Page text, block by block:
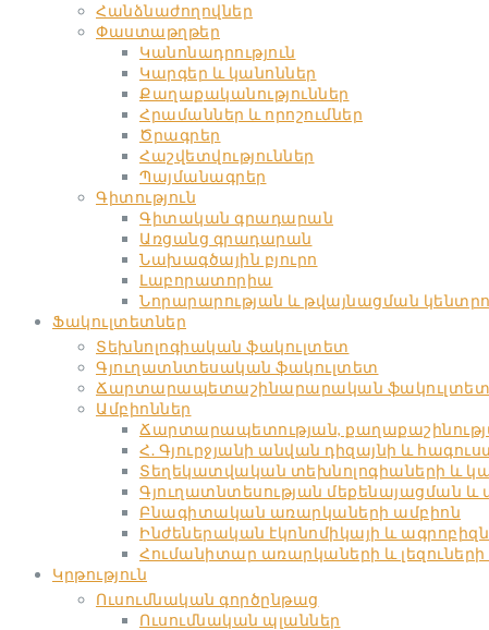
Հանձնաժողովներ
Փաստաթղթեր
Կանոնադրություն
Կարգեր և կանոններ
Քաղաքականություններ
Հրամաններ և որոշումներ
Ծրագրեր
Հաշվետվություններ
Պայմանագրեր
Գիտություն
Գիտական գրադարան
Առցանց գրադարան
Նախագծային բյուրո
Լաբորատորիա
Նորարարության և թվայնացման
Ֆակուլտետներ
Տեխնոլոգիական ֆակուլտետ
Գյուղատնտեսական ֆակուլտետ
Ճարտարապետաշինարարական ֆակուլտետ
Ամբիոններ
Ճարտարապետության,
Հ. Գյուրջյանի անվան դիզայնի և
Տեղեկատվական տեխնոլոգիաների և
Գյուղատնտեսության մեքենայացման
Բնագիտական առարկաների ամբիոն
Ինժեներական էկոնոմիկայի և
Հումանիտար առարկաների և լեզուների
Կրթություն
Ուսումնական գործընթաց
Ուսումնական պլաններ